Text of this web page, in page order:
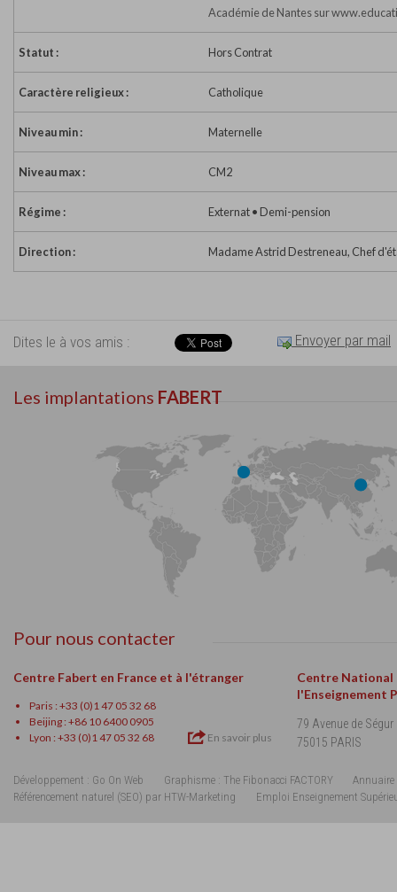
Académie de Nantes sur
Statut : Hors Contrat
Caractère religieux : Catholique
Niveau min : Maternelle
Niveau max : CM2
Régime : Externat • Demi-pension
Direction : Madame Astrid Destreneau, Chef
Dites le à vos amis : Envoyer par mail
Les implantations FABERT
Pour nous contacter
Centre Fabert en France et à l'étranger
Paris : +33 (0)1 47 05 32 68
Beijing : +86 10 6400 0905
Lyon : +33 (0)1 47 05 32 68
En savoir plus
Centre National
l'Enseignement
79 Avenue de Ségur
75015 PARIS
Développement : Go On Web Graphisme : The Fibonacci FACTORY
Annuaire
Référencement naturel (SEO) par HTW-Marketing
Emploi Enseignement